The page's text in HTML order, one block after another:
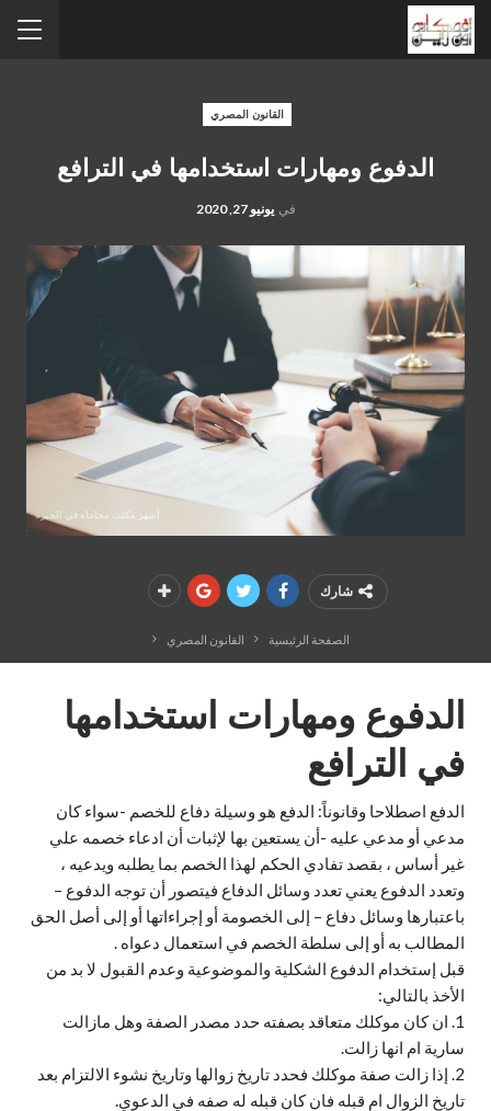
القانون المصري
الدفوع ومهارات استخدامها في الترافع
في يونيو 27, 2020
أشهر مكتب محاماه في الجيزه
شارك
الصفحة الرئيسية القانون المصري
الدفوع ومهارات استخدامها
في الترافع
الدفع اصطلاحا وقانوناً: الدفع هو وسيلة دفاع للخصم -سواء كان
مدعي أو مدعي عليه -أن يستعين بها لإثبات أن ادعاء خصمه علي
غير أساس ، بقصد تفادي الحكم لهذا الخصم بما يطلبه ويدعيه ،
وتعدد الدفوع يعني تعدد وسائل الدفاع فيتصور أن توجه الدفوع –
باعتبارها وسائل دفاع – إلى الخصومة أو إجراءاتها أو إلى أصل الحق
المطالب به أو إلى سلطة الخصم في استعمال دعواه .
قبل إستخدام الدفوع الشكلية والموضوعية وعدم القبول لا بد من
الأخذ بالتالي:
1. ان كان موكلك متعاقد بصفته حدد مصدر الصفة وهل مازالت
سارية ام انها زالت.
2. إذا زالت صفة موكلك فحدد تاريخ زوالها وتاريخ نشوء الالتزام بعد
تاريخ الزوال ام قبله فان كان قبله له صفه في الدعوي.